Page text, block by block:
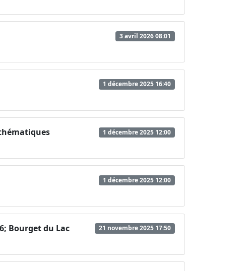
3 avril 2026 08:01
1 décembre 2025 16:40
1 décembre 2025 12:00
1 décembre 2025 12:00
Bourget du Lac 21 novembre 2025 17:50